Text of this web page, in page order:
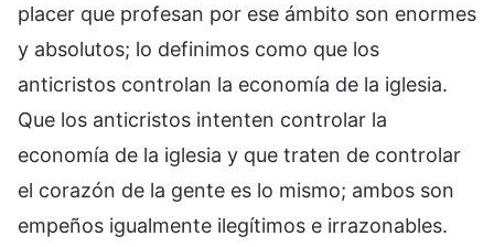
placer que profesan por ese ámbito son enormes
y absolutos; lo definimos como que los
anticristos controlan la economía de la iglesia.
Que los anticristos intenten controlar la
economía de la iglesia y que traten de controlar
el corazón de la gente es lo mismo; ambos son
empeños igualmente ilegítimos e irrazonables.